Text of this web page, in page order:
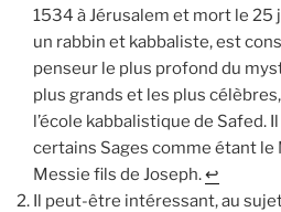
1534 à Jérusalem et mort le 25
un rabbin et kabbaliste, est
penseur le plus profond du
plus grands et les plus
l’école kabbalistique de Safed.
certains Sages comme étant le
Messie fils de Joseph.↩︎
Il peut-être intéressant, au